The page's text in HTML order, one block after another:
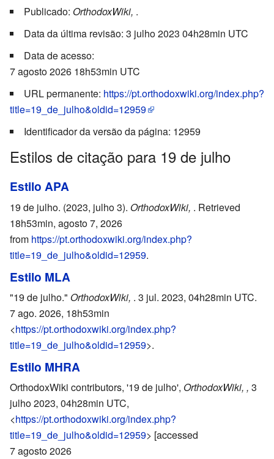
Publicado: OrthodoxWiki, .
Data da última revisão: 3 julho 2023 04h28min UTC
Data de acesso:
7 agosto 2026 18h53min UTC
URL permanente: https://pt.orthodoxwiki.org/index.php?
title=19_de_julho&oldid=12959
Identificador da versão da página: 12959
Estilos de citação para 19 de julho
Estilo APA
19 de julho. (2023, julho 3). OrthodoxWiki, . Retrieved
18h53min, agosto 7, 2026
from https://pt.orthodoxwiki.org/index.php?
title=19_de_julho&oldid=12959.
Estilo MLA
"19 de julho." OrthodoxWiki, . 3 jul. 2023, 04h28min UTC.
7 ago. 2026, 18h53min
<https://pt.orthodoxwiki.org/index.php?
title=19_de_julho&oldid=12959>.
Estilo MHRA
OrthodoxWiki contributors, '19 de julho', OrthodoxWiki, , 3
julho 2023, 04h28min UTC,
<https://pt.orthodoxwiki.org/index.php?
title=19_de_julho&oldid=12959> [accessed
7 agosto 2026